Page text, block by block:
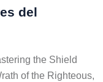
del
the Shield
of the Righteous,